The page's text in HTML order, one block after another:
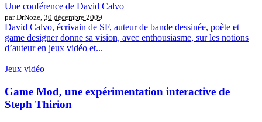
Une conférence de David Calvo
par DrNoze, 30 décembre 2009
David Calvo, écrivain de SF, auteur de bande dessinée, poète et
game designer donne sa vision, avec enthousiasme, sur les notions
d’auteur en jeux vidéo et...
Jeux vidéo
Game Mod, une expérimentation interactive de
Steph Thirion